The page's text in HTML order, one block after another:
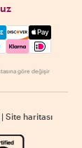
Amex,
göre değişir
| Site haritası